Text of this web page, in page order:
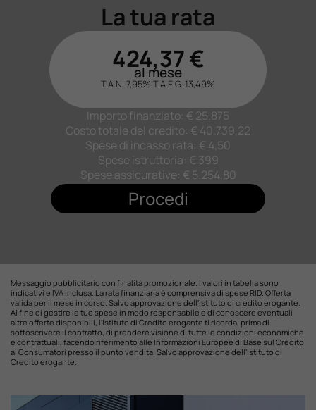
La tua rata
424,37€
al mese
T.A.N. 7,95% T.A.E.G. 13,49%
Importo finanziato: € 25.875
Costo totale del credito: € 40.739,22
Spese di incasso rata: € 4,50
Spese istruttoria: € 399
Spese assicurative: € 5.254,80
Procedi
Messaggio pubblicitario con finalità promozionale. I valori in tabella sono
indicativi e IVA inclusa. La rata finanziaria è comprensiva di spese RID. Offerta
valida per il mese in corso. Salvo approvazione dell'istituto di credito erogante.
Al fine di gestire le tue spese in modo responsabile e di conoscere eventuali
altre offerte disponibili, l'Istituto di Credito erogante ti ricorda, prima di
sottoscrivere il contratto, di prendere visione di tutte le condizioni economiche
e contrattuali, facendo riferimento alle Informazioni Europee di Base sul Credito
ai Consumatori presso il punto vendita. Salvo approvazione dell'Istituto di
Credito erogante.